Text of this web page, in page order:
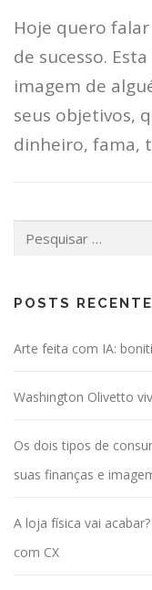
Hoje quero
de sucesso.
imagem de
seus objetivos,
dinheiro, fama,
Pesquisar
POSTS
Arte feita com IA:
Washington Olivetto
Os dois tipos de
suas finanças e
A loja física vai
com CX